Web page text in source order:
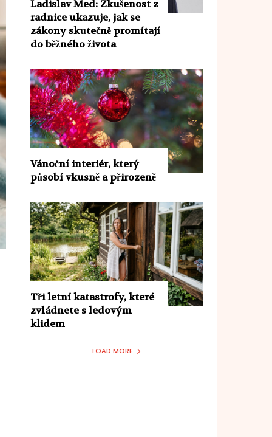
Ladislav Med: Zkušenost z
radnice ukazuje, jak se
zákony skutečně promítají
do běžného života
Vánoční interiér, který
působí vkusně a přirozeně
Tři letní katastrofy, které
zvládnete s ledovým
klidem
LOAD MORE